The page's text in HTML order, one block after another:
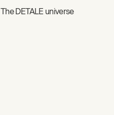
The DETALE universe